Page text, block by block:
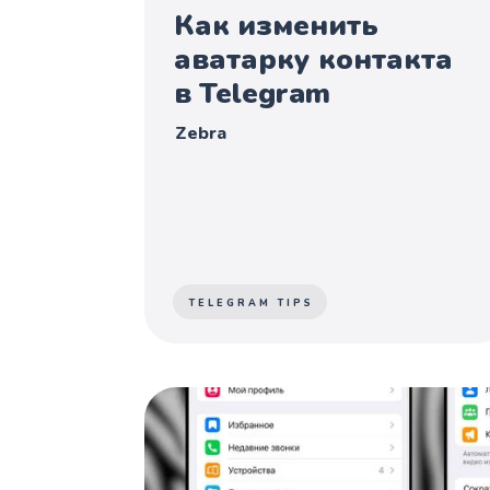
Как изменить
аватарку контакта
в Telegram
Zebra
TELEGRAM TIPS